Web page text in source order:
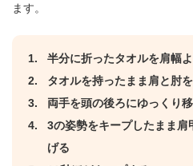
ます。
半分に折ったタオルを肩幅
タオルを持ったまま肩と肘
両手を頭の後ろにゆっくり
3の姿勢をキープしたまま肩
げる